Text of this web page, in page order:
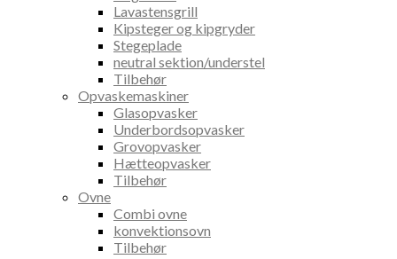
Lavastensgrill
Kipsteger og kipgryder
Stegeplade
neutral sektion/understel
Tilbehør
Opvaskemaskiner
Glasopvasker
Underbordsopvasker
Grovopvasker
Hætteopvasker
Tilbehør
Ovne
Combi ovne
konvektionsovn
Tilbehør